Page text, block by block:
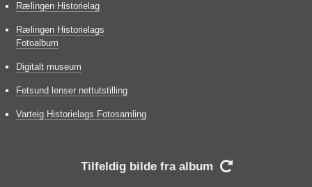
Rælingen Historielag
Rælingen Historielags
Fotoalbum
Digitalt museum
Fetsund lenser nettutstilling
Varteig Historielags Fotosamling
Tilfeldig bilde fra album 